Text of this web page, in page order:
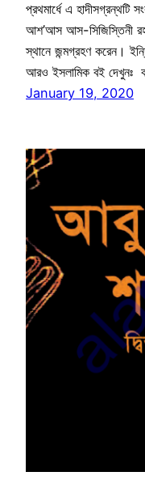
প্রথমার্ধে এ
আশ’আস আস-সিজিস্তিনী
স্থানে জন্মগ্রহণ করেন।
আরও ইসলামিক বই দেখুনঃ
January 19, 2020